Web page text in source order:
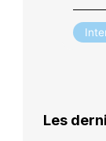
Les